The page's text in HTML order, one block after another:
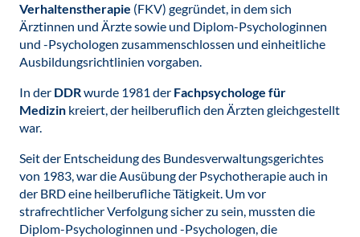
Verhaltenstherapie (FKV) gegründet, in dem sich
Ärztinnen und Ärzte sowie und Diplom-Psychologinnen
und -Psychologen zusammenschlossen und einheitliche
Ausbildungsrichtlinien vorgaben.
In der DDRwurde 1981 der Fachpsychologe für
Medizin kreiert, der heilberuflich den Ärzten gleichgestellt
war.
Seit der Entscheidung des Bundesverwaltungsgerichtes
von 1983, war die Ausübung der Psychotherapie auch in
der BRD eine heilberufliche Tätigkeit. Um vor
strafrechtlicher Verfolgung sicher zu sein, mussten die
Diplom-Psychologinnen und -Psychologen, die